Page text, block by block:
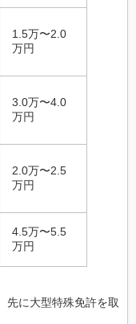
1.5万〜2.0
万円
3.0万〜4.0
万円
2.0万〜2.5
万円
4.5万〜5.5
万円
先に大型特殊免許を取